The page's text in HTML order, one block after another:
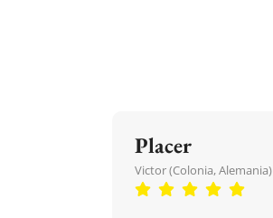
Placer
Victor (Colonia, Alemania)